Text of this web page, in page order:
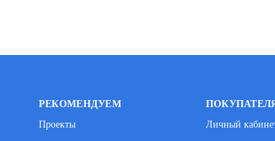
РЕКОМЕНДУЕМ
Проекты
Личный